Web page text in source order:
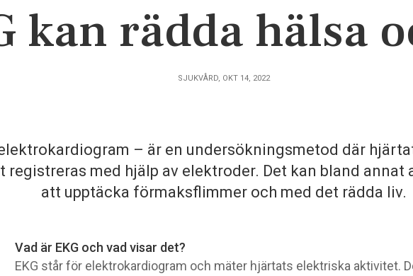
kan rädda hälsa
SJUKVÅRD, OKT 14, 2022
– är en undersökningsmetod där
registreras med hjälp av elektroder. Det kan bland annat
att upptäcka förmaksflimmer och med det rädda liv.
Vad är EKG och vad visar det?
EKG står för elektrokardiogram och mäter hjärtats elektriska aktivitet.